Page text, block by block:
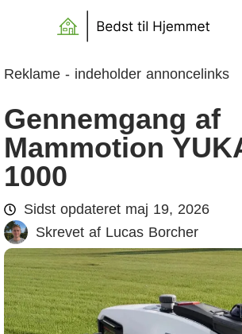
Reklame - indeholder annoncelinks
Gennemgang af
Mammotion
1000
Sidst opdateret maj 19, 2026
Skrevet af Lucas Borcher